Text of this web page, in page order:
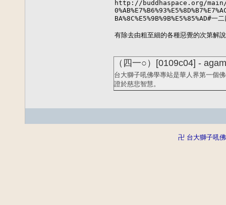
http://buddhaspace.org/main/
BA%8C%E5%9B%9B%E5%85%AD#一
有除去由粗至細的各種惡覺的次第解
（四一○）[0109c04] -
台大獅子吼佛學專站是華人界第一個
證於慈悲智慧。
卍 台大獅子吼